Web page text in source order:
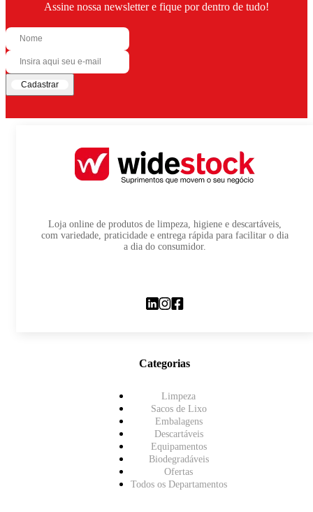
Assine nossa newsletter e fique por dentro de tudo!
Cadastrar
Loja online de produtos de limpeza, higiene e descartáveis,
com variedade, praticidade e entrega rápida para facilitar o dia
a dia do consumidor.
Categorias
Limpeza
Sacos de Lixo
Embalagens
Descartáveis
Equipamentos
Biodegradáveis
Ofertas
Todos os Departamentos